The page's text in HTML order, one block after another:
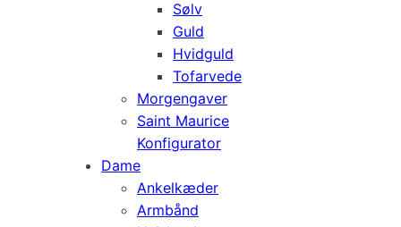
Sølv
Guld
Hvidguld
Tofarvede
Morgengaver
Saint Maurice
Konfigurator
Dame
Ankelkæder
Armbånd